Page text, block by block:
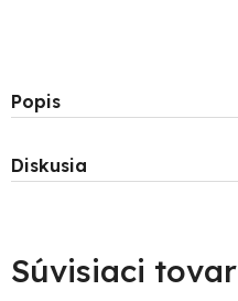
Popis
Diskusia
Súvisiaci tovar